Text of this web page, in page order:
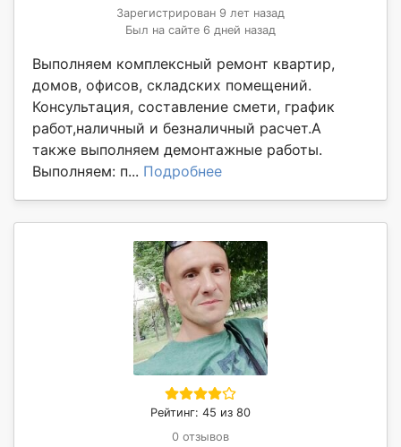
Зарегистрирован 9 лет назад
Был на сайте 6 дней назад
Выполняем комплексный ремонт квартир,
домов, офисов, складских помещений.
Консультация, составление смети, график
работ,наличный и безналичный расчет.А
также выполняем демонтажные работы.
Выполняем: п... Подробнее
Рейтинг: 45 из 80
0 отзывов